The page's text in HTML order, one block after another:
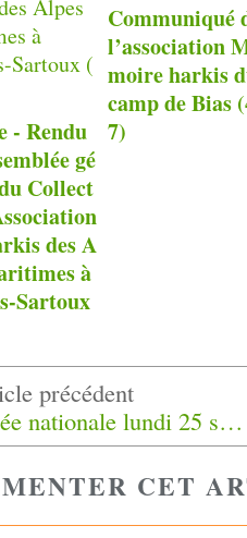
- Rendu
gé
Collect
des A
à
Sartoux
Communiqué
l’association
moire harkis
camp de Bias
7)
Journée nationale lundi 25 septembre 2017 en hommage aux harkis et autres membres des formations supplétives
CET